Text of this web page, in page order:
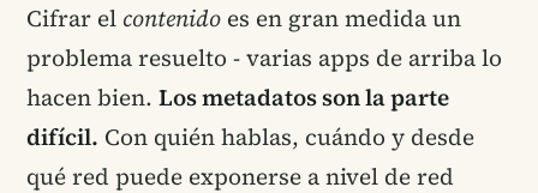
Cifrar el contenido es en gran medida un
problema resuelto - varias apps de arriba lo
hacen bien. Los metadatos son la parte
difícil. Con quién hablas, cuándo y desde
qué red puede exponerse a nivel de red